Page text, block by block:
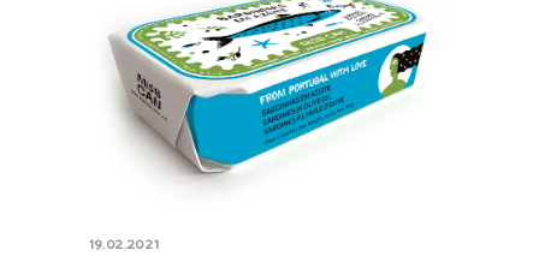
19.02.2021